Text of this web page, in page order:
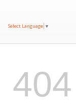
Select Language ▼